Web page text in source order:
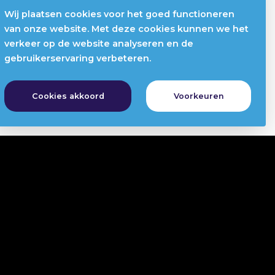
Wij plaatsen cookies voor het goed functioneren
van onze website. Met deze cookies kunnen we het
verkeer op de website analyseren en de
gebruikerservaring verbeteren.
Cookies akkoord Voorkeuren